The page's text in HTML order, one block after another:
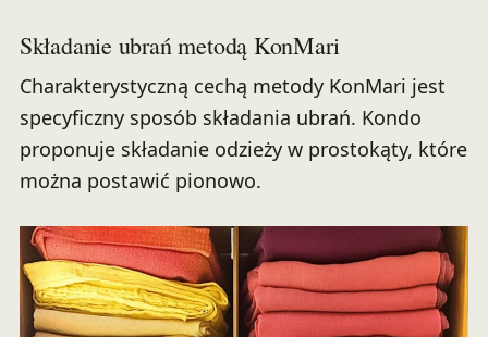
Składanie ubrań metodą KonMari
Charakterystyczną cechą metody KonMari jest
specyficzny sposób składania ubrań. Kondo
proponuje składanie odzieży w prostokąty, które
można postawić pionowo.